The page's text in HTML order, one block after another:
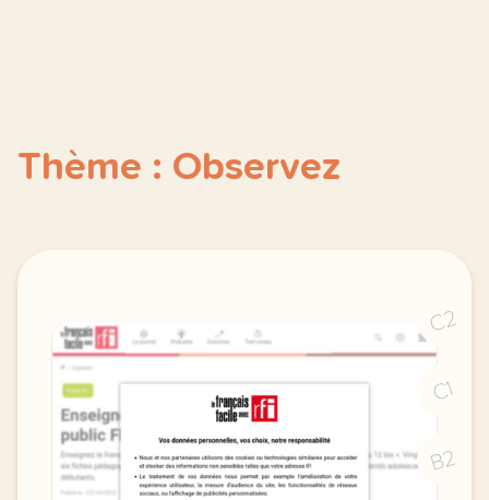
Thème : Observez
C2
C1
B2